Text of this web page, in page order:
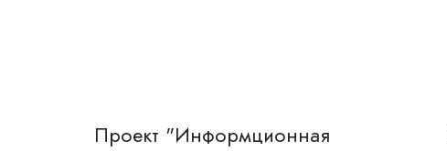
Проект "Информционная